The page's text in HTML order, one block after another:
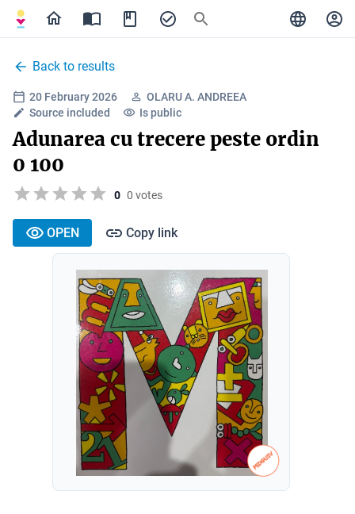
Back to results
20 February 2026
OLARU A. ANDREEA
Source included
Is public
Adunarea cu trecere peste ordin
0 100
0 0 votes
OPEN Copy link